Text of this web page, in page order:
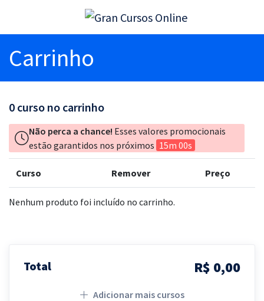
Carrinho
0 curso no carrinho
Não perca a chance! Esses valores promocionais
estão garantidos nos próximos 15m 00s
Curso Remover Preço
Nenhum produto foi incluído no carrinho.
Total R$ 0,00
Adicionar mais cursos